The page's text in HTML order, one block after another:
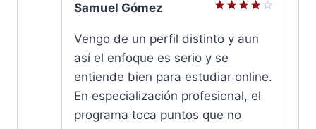
Samuel Gómez
con 4
de 5
Vengo de un perfil distinto y aun
así el enfoque es serio y se
entiende bien para estudiar online.
En especialización profesional, el
programa toca puntos que no